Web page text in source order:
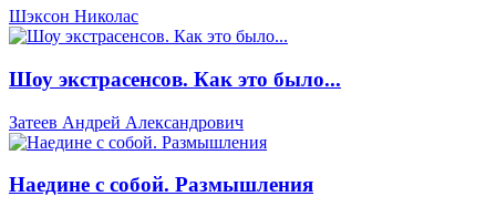
Шэксон Николас
Шоу экстрасенсов. Как это было...
Затеев Андрей Александрович
Наедине с собой. Размышления